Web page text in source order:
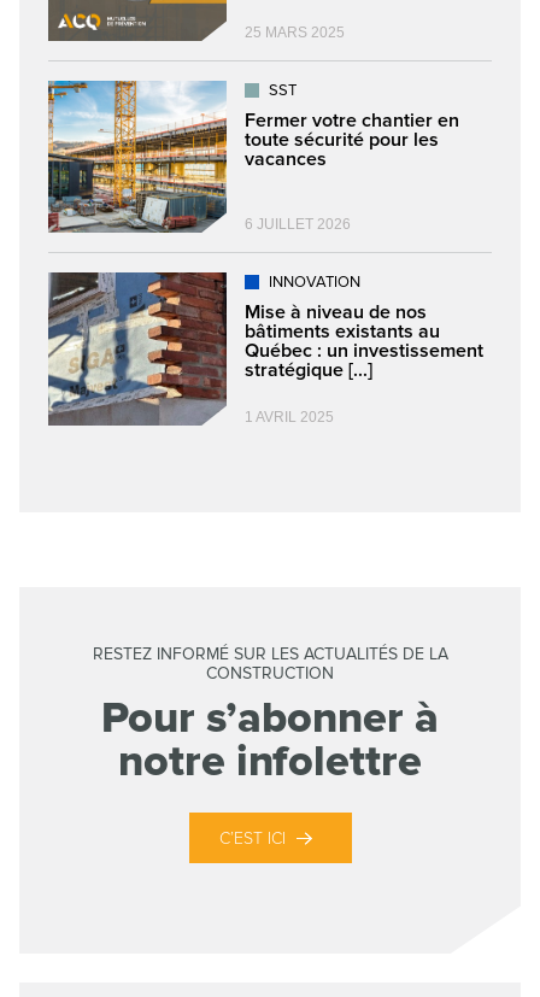
25 MARS 2025
SST
Fermer votre chantier en
toute sécurité pour les
vacances
6 JUILLET 2026
INNOVATION
Mise à niveau de nos
bâtiments existants au
Québec : un investissement
stratégique [...]
1 AVRIL 2025
RESTEZ INFORMÉ SUR LES ACTUALITÉS DE LA
CONSTRUCTION
Pour s’abonner à
notre infolettre
C’EST ICI